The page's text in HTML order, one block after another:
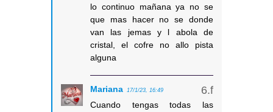
lo continuo mañana ya no se
que mas hacer no se donde
van las jemas y l abola de
cristal, el cofre no allo pista
alguna
Mariana 17/1/23, 16:49
Cuando tengas todas las